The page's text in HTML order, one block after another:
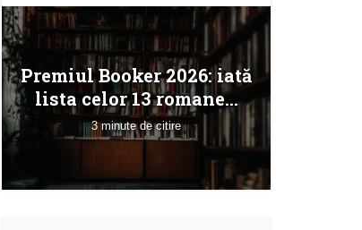
Premiul Booker 2026: iată
lista celor 13 romane...
3 minute de citire